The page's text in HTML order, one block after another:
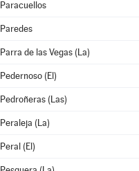
Paracuellos
Paredes
Parra de las Vegas (La)
Pedernoso (El)
Pedroñeras (Las)
Peraleja (La)
Peral (El)